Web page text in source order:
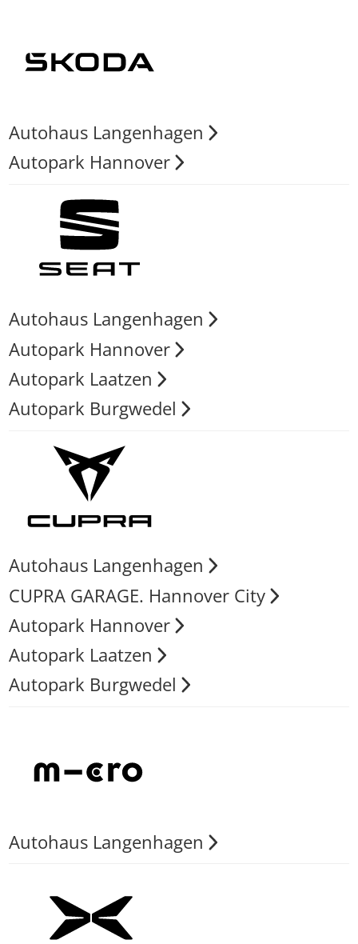
Autohaus Langenhagen
Autopark Hannover
Autohaus Langenhagen
Autopark Hannover
Autopark Laatzen
Autopark Burgwedel
Autohaus Langenhagen
CUPRA GARAGE. Hannover City
Autopark Hannover
Autopark Laatzen
Autopark Burgwedel
Autohaus Langenhagen